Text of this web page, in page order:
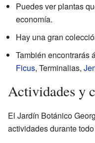
Puedes ver plantas
economía.
Hay una gran
También encontrarás
Ficus, Terminalias,
Actividades y
El Jardín Botánico
actividades durante